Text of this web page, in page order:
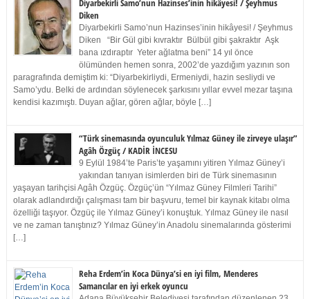
Diyarbekirli Samo’nun Hazinses’inin hikâyesi! / Şeyhmus
Diken
Diyarbekirli Samo’nun Hazinses’inin hikâyesi! / Şeyhmus
Diken “Bir Gül gibi kıvraktır Bülbül gibi şakraktır Aşk
bana ızdıraptır Yeter ağlatma beni” 14 yıl önce
ölümünden hemen sonra, 2002’de yazdığım yazının son
paragrafında demiştim ki: “Diyarbekirliydi, Ermeniydi, hazin sesliydi ve
Samo’ydu. Belki de ardından söylenecek şarkısını yıllar evvel mezar taşına
kendisi kazımıştı. Duyan ağlar, gören ağlar, böyle […]
“Türk sinemasında oyunculuk Yılmaz Güney ile zirveye ulaşır”
Agâh Özgüç / KADİR İNCESU
9 Eylül 1984’te Paris’te yaşamını yitiren Yılmaz Güney’i
yakından tanıyan isimlerden biri de Türk sinemasının
yaşayan tarihçisi Agâh Özgüç. Özgüç’ün “Yılmaz Güney Filmleri Tarihi”
olarak adlandırdığı çalışması tam bir başvuru, temel bir kaynak kitabı olma
özelliği taşıyor. Özgüç ile Yılmaz Güney’i konuştuk. Yılmaz Güney ile nasıl
ve ne zaman tanıştınız? Yılmaz Güney’in Anadolu sinemalarında gösterimi
[…]
Reha Erdem’in Koca Dünya’si en iyi film, Menderes
Samancılar en iyi erkek oyuncu